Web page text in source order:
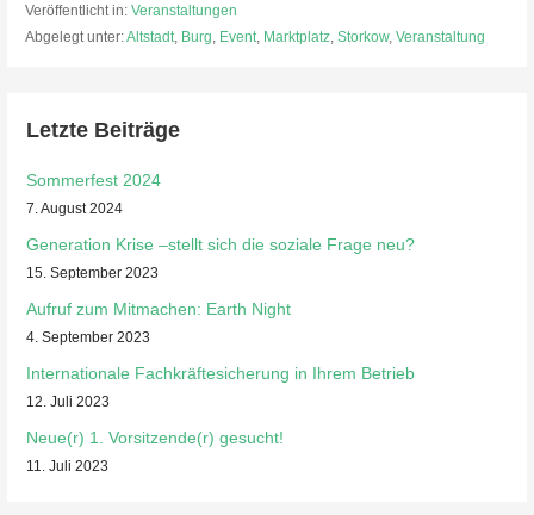
Veröffentlicht in: Veranstaltungen
Abgelegt unter:Altstadt, Burg, Event, Marktplatz, Storkow, Veranstaltung
Letzte Beiträge
Sommerfest 2024
7. August 2024
Generation Krise –stellt sich die soziale Frage neu?
15. September 2023
Aufruf zum Mitmachen: Earth Night
4. September 2023
Internationale Fachkräftesicherung in Ihrem Betrieb
12. Juli 2023
Neue(r) 1. Vorsitzende(r) gesucht!
11. Juli 2023